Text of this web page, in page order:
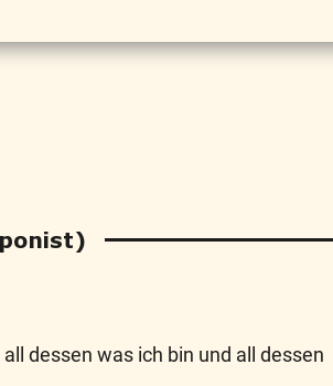
dessen was ich bin und all dessen